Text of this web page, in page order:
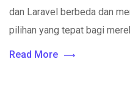
dan Laravel berbeda dan
pilihan yang tepat bagi
Read More